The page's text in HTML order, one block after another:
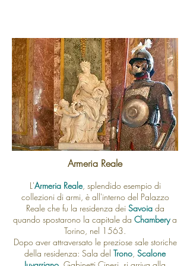
Armeria Reale
L'Armeria Reale, splendido esempio di
collezioni di armi, è all'interno del Palazzo
Reale che fu la residenza dei Savoia da
quando spostarono la capitale da Chamberya
Torino, nel 1563.
Dopo aver attraversato le preziose sale storiche
della residenza: Sala del Trono, Scalone